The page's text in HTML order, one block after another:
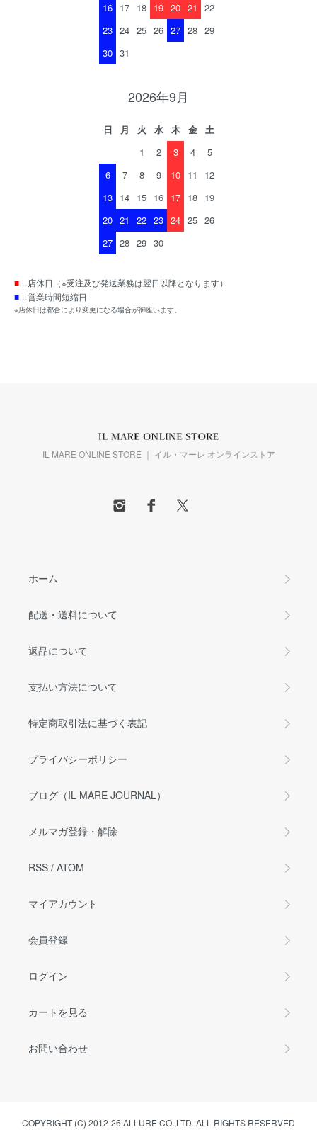
16 17 18 19 20 21
22
23 24 25 26 27 28 29
30 31
2026年9月
日 月 火 水 木 金
土
1
2 3 4
5
6
7 8 9 10 11
12
13 14 15 16 17 18 19
20 21 22 23 24 25 26
27 28 29 30
■…店休日（※受注及び発送業務は翌日以降となります）
■…営業時間短縮日
※店休日は都合により変更になる場合が御座います。
IL MARE ONLINE STORE ｜ イル・マーレ オンラインストア
ホーム
配送・送料について
返品について
支払い方法について
特定商取引法に基づく表記
プライバシーポリシー
ブログ（IL MARE JOURNAL）
メルマガ登録・解除
RSS / ATOM
マイアカウント
会員登録
ログイン
カートを見る
お問い合わせ
COPYRIGHT (C) 2012-26 ALLURE CO.,LTD. ALL RIGHTS RESERVED